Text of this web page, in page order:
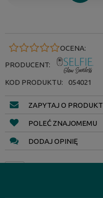
OCENA:
PRODUCENT:
KOD PRODUKTU: 054021
ZAPYTAJ O PRODUKT
POLEĆ ZNAJOMEMU
DODAJ OPINIĘ